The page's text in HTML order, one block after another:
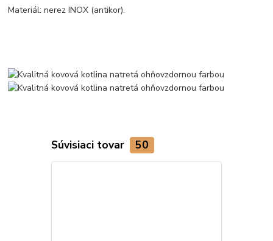
Materiál: nerez INOX (antikor).
Súvisiaci tovar 50